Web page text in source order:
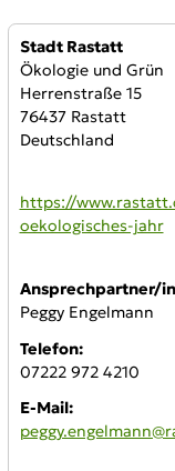
Anbieter:
Stadt Rastatt
Ökologie und Grün
Herrenstraße 15
76437 Rastatt
Deutschland
WWW:
https://
oekologisches-jahr
Ansprechpartner/
Peggy Engelmann
Telefon:
07222 972 4210
E-Mail: